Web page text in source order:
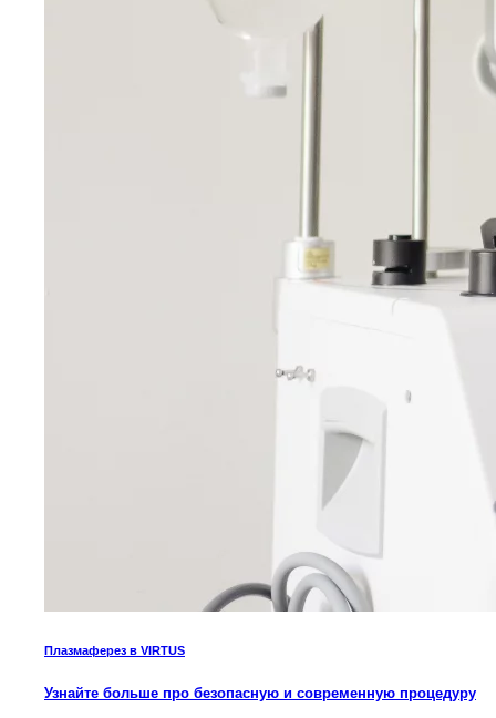
Плазмаферез в VIRTUS
Узнайте больше про безопасную и современную процедуру